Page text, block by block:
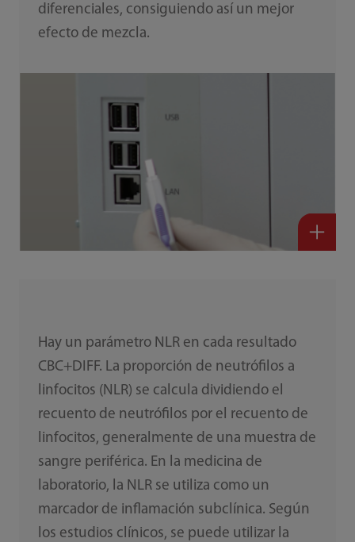
diferenciales, consiguiendo así un mejor
efecto de mezcla.
Hay un parámetro NLR en cada resultado
CBC+DIFF. La proporción de neutrófilos a
linfocitos (NLR) se calcula dividiendo el
recuento de neutrófilos por el recuento de
linfocitos, generalmente de una muestra de
sangre periférica. En la medicina de
laboratorio, la NLR se utiliza como un
marcador de inflamación subclínica. Según
los estudios clínicos, se puede utilizar la